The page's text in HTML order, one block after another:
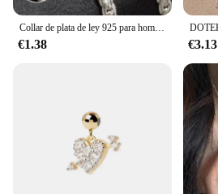
Collar de plata de ley 925 para hombre y mujer, cadena con diseño de marca de lujo, joyería de compromiso de boda, regalos, 20-60cm
€1.38 €3.13